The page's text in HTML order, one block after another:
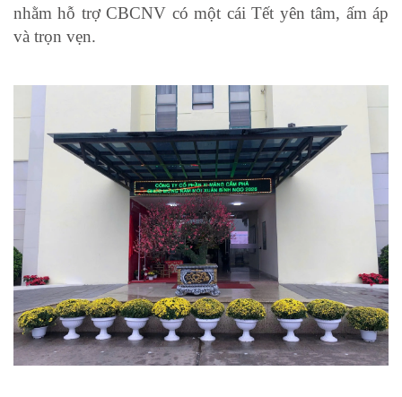
nhằm hỗ trợ CBCNV có một cái Tết yên tâm, ấm áp
và trọn vẹn.